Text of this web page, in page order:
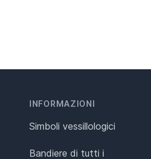
INFORMAZIONI
Simboli vessillologici
Bandiere di tutti i